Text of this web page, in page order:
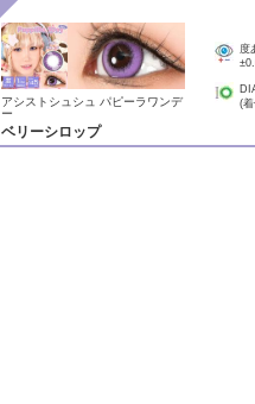
アシストシュシュ パピーラワンデ
ー
ベリーシロップ
度
(